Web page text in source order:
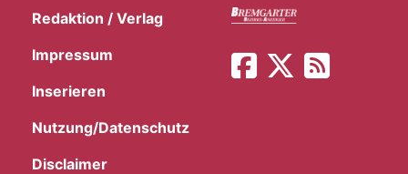
App
Redaktion / Verlag
Impressum
Inserieren
Nutzung/Datenschutz
Disclaimer